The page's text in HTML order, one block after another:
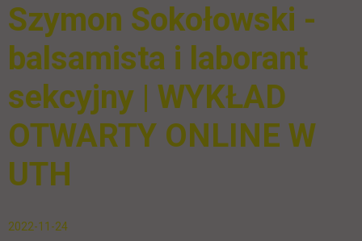
Szymon Sokołowski -
balsamista i laborant
sekcyjny | WYKŁAD
OTWARTY ONLINE W
UTH
2022-11-24